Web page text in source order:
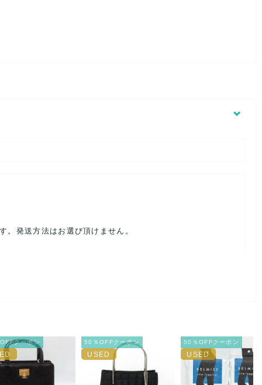
。発送方法はお選び頂けません。
避けるため、神経質な方や完璧な商品を求められる方は御購
に必ずコメント欄よりご連絡お願い致します。対応できるこ
クーポン 50％OFFクーポン 50％OFFクーポン